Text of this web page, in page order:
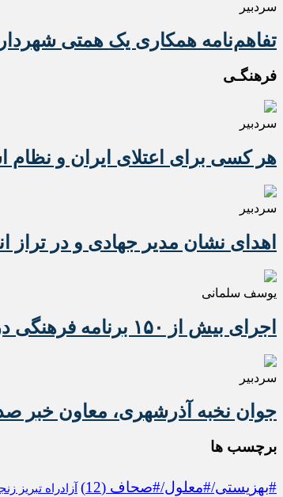
سردبیر
تفاهم‌نامه همکاری یک همتی
فرهنگـی
سردبیر
هر کسی برای اعتلای ایران و
سردبیر
اهدای نشان مدیر جهادی و در تراز
یوسف سلمانی
اجرای بیش از ۱۵۰ برنامه فرهنگی در اهر
سردبیر
جوان نخبه آذرشهری، معاون خبر
برچسب ها
#بهزیستی/#معلول/#صحاف (12) آزادراه تبریز